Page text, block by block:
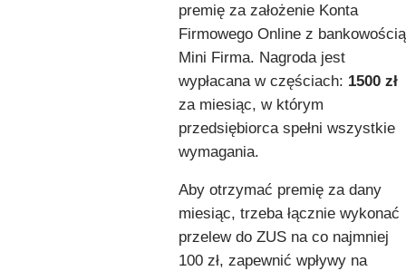
premię za założenie Konta
Firmowego Online z bankowością
Mini Firma. Nagroda jest
wypłacana w częściach: 1500 zł
za miesiąc, w którym
przedsiębiorca spełni wszystkie
wymagania.
Aby otrzymać premię za dany
miesiąc, trzeba łącznie wykonać
przelew do ZUS na co najmniej
100 zł, zapewnić wpływy na